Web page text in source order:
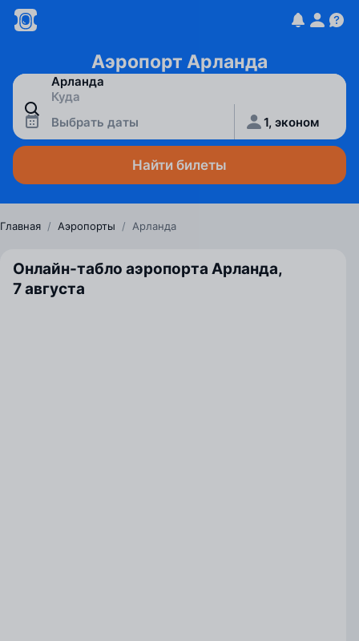
Аэропорт Арланда
Выбрать даты 1, эконом
Найти билеты
Главная / Аэропорты / Арланда
Онлайн-табло аэропорта Арланда,
7 августа